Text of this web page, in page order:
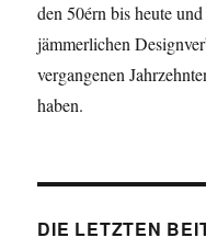
den 50érn bis heute
jämmerlichen
vergangenen
haben.
DIE LETZTEN